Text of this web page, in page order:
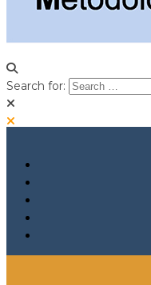
Search for: